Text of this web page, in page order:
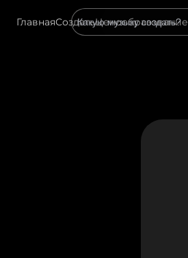
ГлавнаяСоздатьЦенообразование